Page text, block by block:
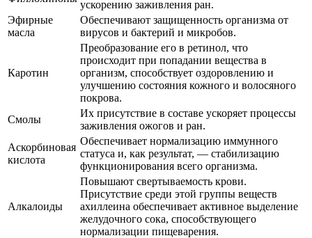
ускорению заживления ран.
Эфирные
масла
Обеспечивают защищенность организма от
вирусов и бактерий и микробов.
Каротин
Преобразование его в ретинол, что
происходит при попадании вещества в
организм, способствует оздоровлению и
улучшению состояния кожного и волосяного
покрова.
Смолы
Их присутствие в составе ускоряет процессы
заживления ожогов и ран.
Аскорбиновая
кислота
Обеспечивает нормализацию иммунного
статуса и, как результат, — стабилизацию
функционирования всего организма.
Алкалоиды
Повышают свертываемость крови.
Присутствие среди этой группы веществ
ахиллеина обеспечивает активное выделение
желудочного сока, способствующего
нормализации пищеварения.